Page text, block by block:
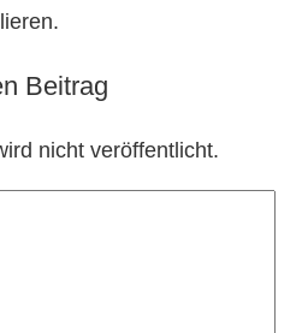
Beitrag
nicht veröffentlicht.